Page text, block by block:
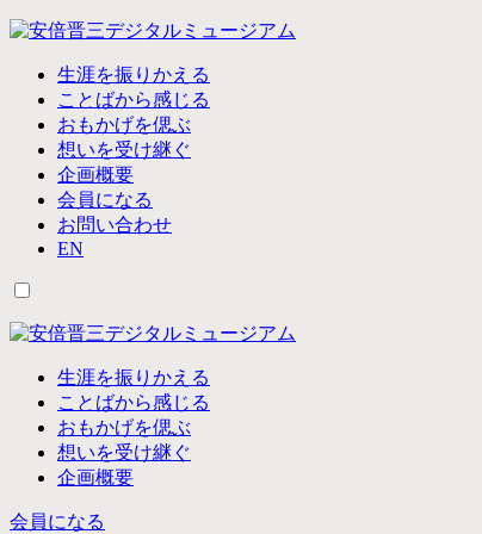
生涯を振りかえる
ことばから感じる
おもかげを偲ぶ
想いを受け継ぐ
企画概要
会員になる
お問い合わせ
EN
生涯を振りかえる
ことばから感じる
おもかげを偲ぶ
想いを受け継ぐ
企画概要
会員になる